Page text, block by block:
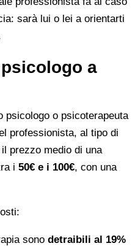
sarà lui o lei a orientarti
a
psicologo o psicoterapeuta
professionista, al tipo di
prezzo medio di una
i 50€ e i 100€, con una
sono detraibili al 19%